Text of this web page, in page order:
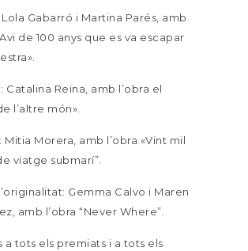
Lola Gabarró i Martina Parés, amb
de 100 anys que es va escapar
Catalina Reina, amb l’obra el
l’altre món».
Mitia Morera, amb l’obra «Vint mil
viatge submarí”.
Gemma Calvo i Maren
amb l’obra “Never Where”.
a tots els premiats i a tots els